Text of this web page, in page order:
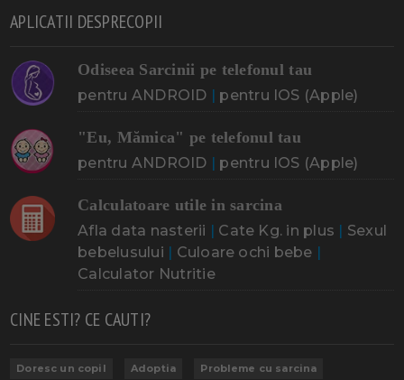
APLICATII DESPRECOPII
Odiseea Sarcinii pe telefonul tau
pentru ANDROID | pentru IOS (Apple)
"Eu, Mămica" pe telefonul tau
pentru ANDROID | pentru IOS (Apple)
Calculatoare utile in sarcina
Afla data nasterii | Cate Kg. in plus | Sexul
bebelusului | Culoare ochi bebe |
Calculator Nutritie
CINE ESTI? CE CAUTI?
Doresc un copil Adoptia Probleme cu sarcina